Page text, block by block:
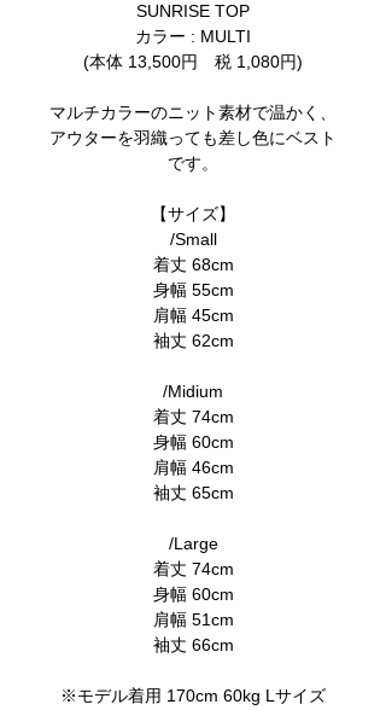
SUNRISE TOP
カラー : MULTI
(本体 13,500円 税 1,080円)
マルチカラーのニット素材で温かく、
アウターを羽織っても差し色にベスト
です。
【サイズ】
/Small
着丈 68cm
身幅 55cm
肩幅 45cm
袖丈 62cm
/Midium
着丈 74cm
身幅 60cm
肩幅 46cm
袖丈 65cm
/Large
着丈 74cm
身幅 60cm
肩幅 51cm
袖丈 66cm
※モデル着用 170cm 60kg Lサイズ